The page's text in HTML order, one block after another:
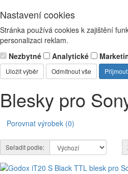
Nastavení cookies
Stránka používá cookies k zajištění
personalizaci reklam.
Nezbytné
Analytické
Uložit výběr Odmítnout vše
Blesky pro
Porovnat výrobek (0)
Seřadit podle: